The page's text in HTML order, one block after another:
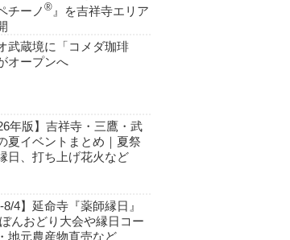
チーノ ®』を吉祥寺エリア
武蔵境に「コメダ珈琲
オープンへ
年版】吉祥寺・三鷹・武
夏イベントまとめ｜夏祭
日、打ち上げ花火など
8/4】延命寺『薬師縁日』
んおどり大会や縁日コー
地元農産物直売など